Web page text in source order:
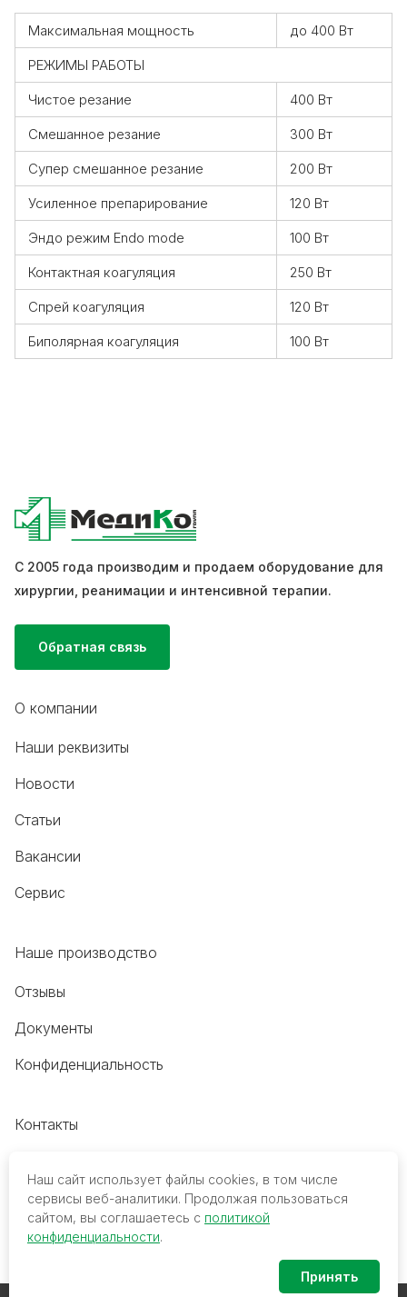
Максимальная мощность
до 400 Вт
РЕЖИМЫ РАБОТЫ
Чистое резание
400 Вт
Смешанное резание
300 Вт
Супер смешанное резание
200 Вт
Усиленное препарирование
120 Вт
Эндо режим Endo mode
100 Вт
Контактная коагуляция
250 Вт
Спрей коагуляция
120 Вт
Биполярная коагуляция
100 Вт
С 2005 года производим и продаем оборудование для
хирургии, реанимации и интенсивной терапии.
Обратная связь
О компании
Наши реквизиты
Новости
Статьи
Вакансии
Сервис
Наше производство
Отзывы
Документы
Конфиденциальность
Контакты
8 (800) 700-68-45
trade@mediko.ru
Наш сайт использует файлы cookies, в том числе
сервисы веб-аналитики. Продолжая пользоваться
сайтом, вы соглашаетесь с политикой
конфиденциальности.
Принять